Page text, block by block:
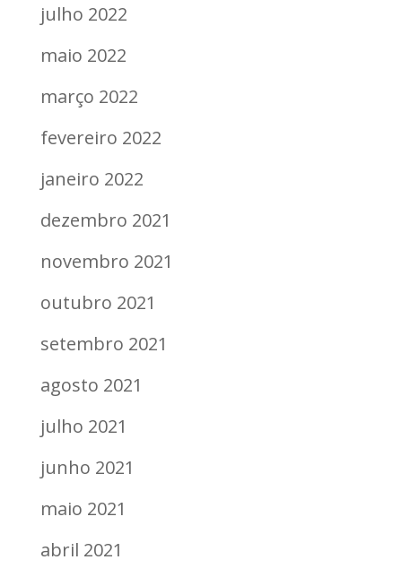
julho 2022
maio 2022
março 2022
fevereiro 2022
janeiro 2022
dezembro 2021
novembro 2021
outubro 2021
setembro 2021
agosto 2021
julho 2021
junho 2021
maio 2021
abril 2021